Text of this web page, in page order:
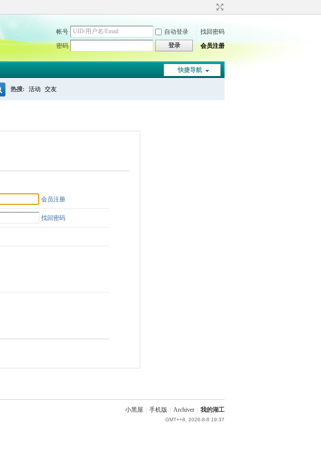
帐号 自动登录
找回密码
密码
登录 会员注册
快捷导航
热搜: 活动 交友
会员注册
找回密码
小黑屋 手机版 Archiver 我的湖工
GMT++8, 2026-8-8 19:37